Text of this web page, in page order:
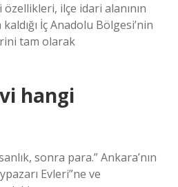
ilçe idari alanının
İç Anadolu Bölgesi’nin
tam olarak
hangi
sonra para.” Ankara’nın
Evleri”ne ve